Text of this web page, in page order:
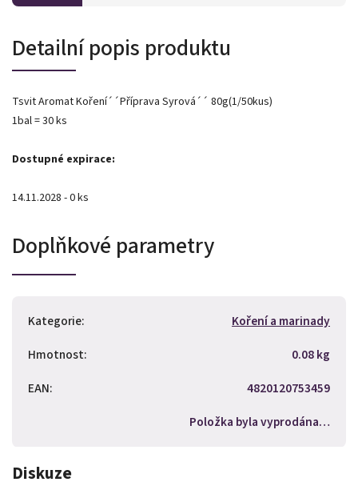
Detailní popis produktu
Tsvit Aromat Koření´´Příprava Syrová´´ 80g(1/50kus)
1bal = 30 ks
Dostupné expirace:
14.11.2028 - 0 ks
Doplňkové parametry
Kategorie:
Koření a marinady
Hmotnost:
0.08 kg
EAN:
4820120753459
Položka byla vyprodána…
Diskuze